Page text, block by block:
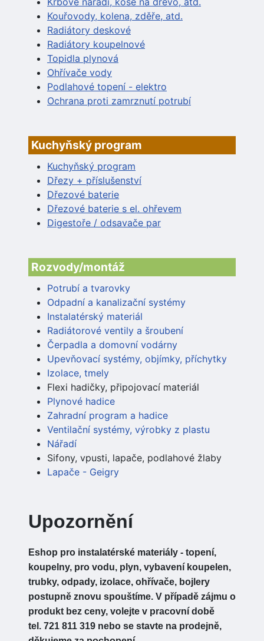
Kouřovody, kolena, zděře, atd.
Radiátory deskové
Radiátory koupelnové
Topidla plynová
Ohřívače vody
Podlahové topení - elektro
Ochrana proti zamrznutí potrubí
Kuchyňský program
Kuchyňský program
Dřezy + příslušenství
Dřezové baterie
Dřezové baterie s el. ohřevem
Digestoře / odsavače par
Rozvody/montáž
Potrubí a tvarovky
Odpadní a kanalizační systémy
Instalatérský materiál
Radiátorové ventily a šroubení
Čerpadla a domovní vodárny
Upevňovací systémy, objímky, příchytky
Izolace, tmely
Flexi hadičky, připojovací materiál
Plynové hadice
Zahradní program a hadice
Ventilační systémy, výrobky z plastu
Nářadí
Sifony, vpusti, lapače, podlahové žlaby
Lapače - Geigry
Upozornění
Eshop pro instalatérské materiály - topení,
koupelny, pro vodu, plyn, vybavení koupelen,
trubky, odpady, izolace, ohřívače, bojlery
postupně znovu spouštíme. V případě zájmu o
produkt bez ceny, volejte v pracovní době
tel. 721 811 319 nebo se stavte na prodejně,